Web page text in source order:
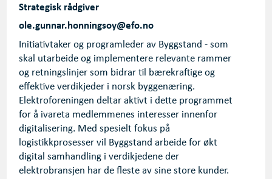
Strategisk rådgiver
ole.gunnar.honningsoy@efo.no
Initiativtaker og programleder av Byggstand - som
skal utarbeide og implementere relevante rammer
og retningslinjer som bidrar til bærekraftige og
effektive verdikjeder i norsk byggenæring.
Elektroforeningen deltar aktivt i dette programmet
for å ivareta medlemmenes interesser innenfor
digitalisering. Med spesielt fokus på
logistikkprosesser vil Byggstand arbeide for økt
digital samhandling i verdikjedene der
elektrobransjen har de fleste av sine store kunder.